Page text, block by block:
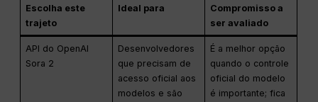
Escolha este
trajeto
Ideal para
Compromisso a
ser avaliado
API do OpenAI
Sora 2
Desenvolvedores
que precisam de
acesso oficial aos
modelos e são
É a melhor opção
quando o controle
oficial do modelo
é importante; fica